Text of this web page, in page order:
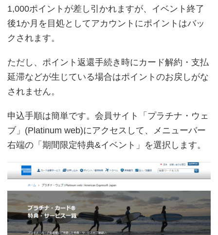
1,000ポイントが差し引かれますが、イベント終了
後1か月を目処としてアカウントにポイントはバッ
クされます。
ただし、ポイント返還手続き時にカード解約・支払
延滞などが生じている場合はポイントのお戻しがな
されません。
申込手順は簡単です。会員サイト「プラチナ・ウェ
ブ」(Platinum web)にアクセスして、メニューバー
右端の「期間限定特典&イベント」を選択します。